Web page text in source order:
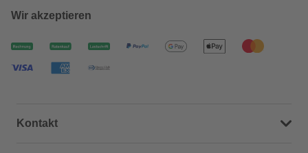
Wir akzeptieren
Kontakt